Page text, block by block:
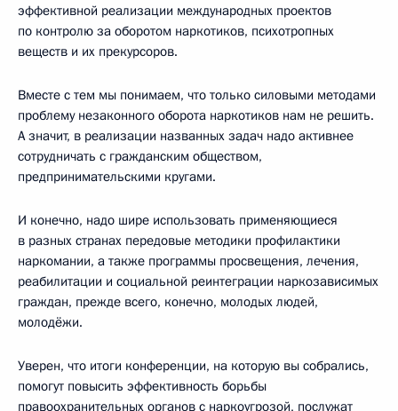
эффективной реализации международных проектов
по контролю за оборотом наркотиков, психотропных
веществ и их прекурсоров.
Вместе с тем мы понимаем, что только силовыми методами
проблему незаконного оборота наркотиков нам не решить.
А значит, в реализации названных задач надо активнее
сотрудничать с гражданским обществом,
предпринимательскими кругами.
И конечно, надо шире использовать применяющиеся
в разных странах передовые методики профилактики
наркомании, а также программы просвещения, лечения,
реабилитации и социальной реинтеграции наркозависимых
граждан, прежде всего, конечно, молодых людей,
молодёжи.
Уверен, что итоги конференции, на которую вы собрались,
помогут повысить эффективность борьбы
правоохранительных органов с наркоугрозой, послужат